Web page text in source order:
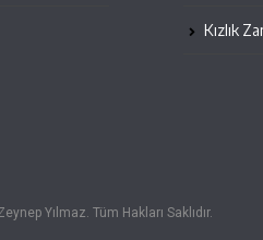
Kızlık
Yılmaz. Tüm Hakları Saklıdır.